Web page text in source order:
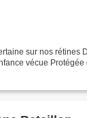
sur nos rétines
vécue Protégée